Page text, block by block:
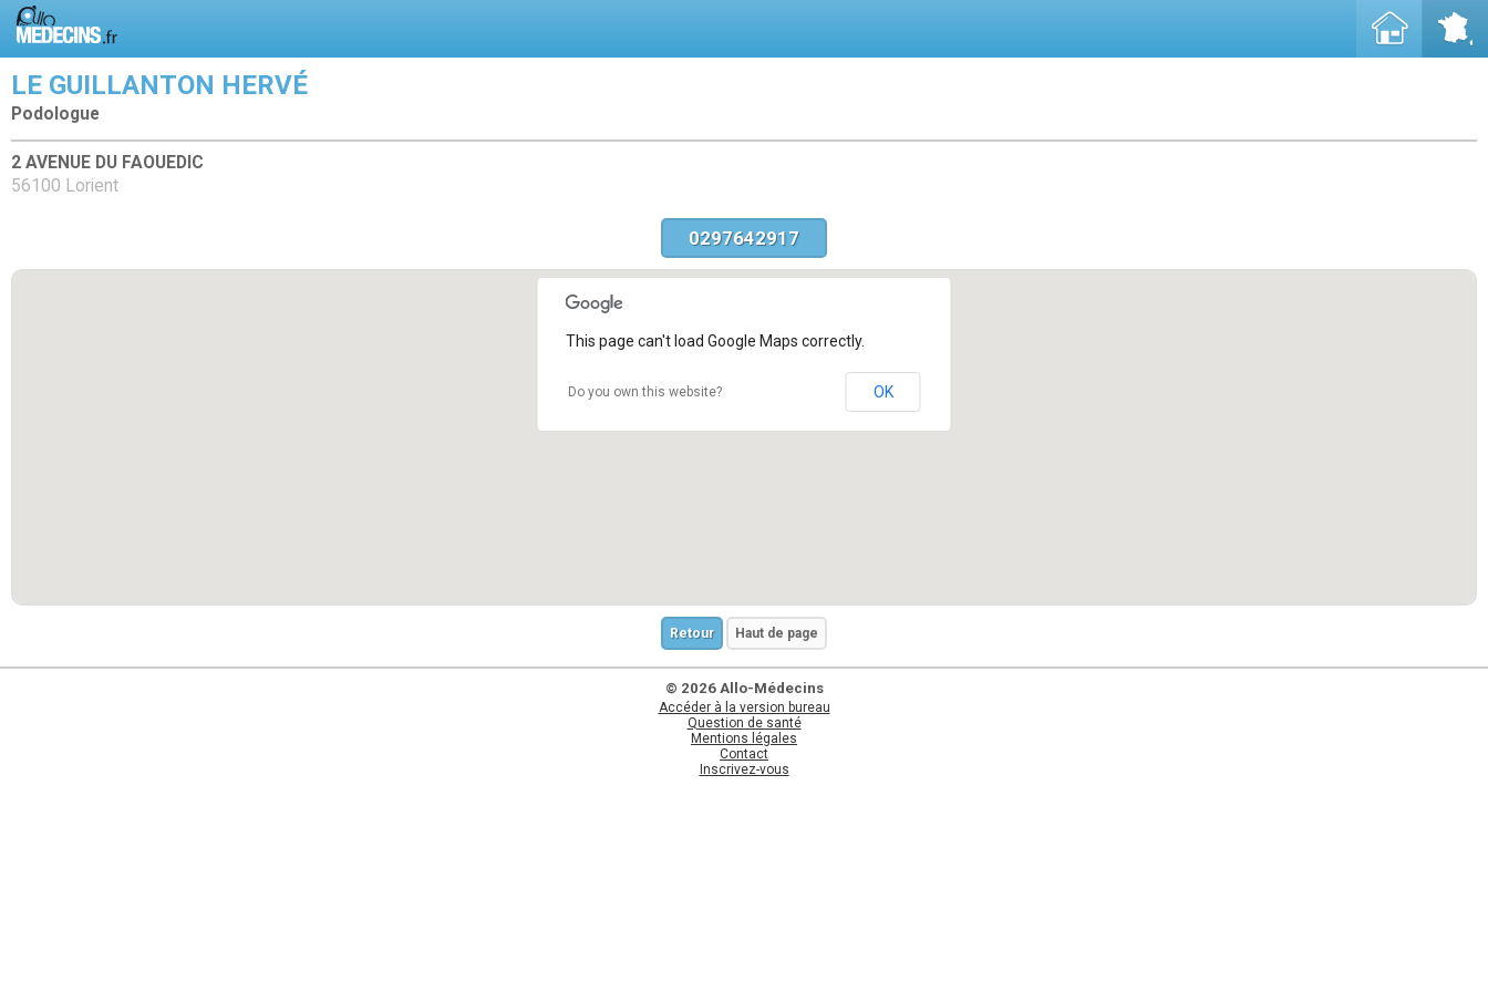
LE GUILLANTON HERVÉ
Podologue
2 AVENUE DU FAOUEDIC
56100 Lorient
0297642917
This page can't load Google Maps correctly.
Do you own this website? OK
Retour Haut de page
© 2026 Allo-Médecins
Accéder à la version bureau
Question de santé
Mentions légales
Contact
Inscrivez-vous